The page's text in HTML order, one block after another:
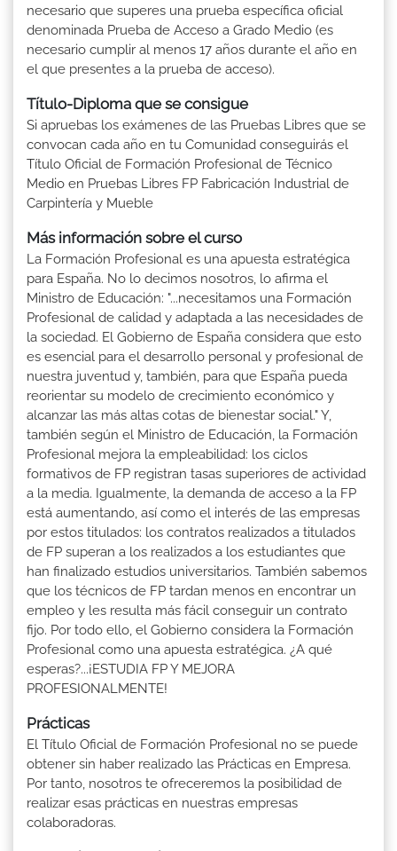
necesario que superes una prueba específica oficial
denominada Prueba de Acceso a Grado Medio (es
necesario cumplir al menos 17 años durante el año en
el que presentes a la prueba de acceso).
Título-Diploma que se consigue
Si apruebas los exámenes de las Pruebas Libres que se
convocan cada año en tu Comunidad conseguirás el
Título Oficial de Formación Profesional de Técnico
Medio en Pruebas Libres FP Fabricación Industrial de
Carpintería y Mueble
Más información sobre el curso
La Formación Profesional es una apuesta estratégica
para España. No lo decimos nosotros, lo afirma el
Ministro de Educación: "...necesitamos una Formación
Profesional de calidad y adaptada a las necesidades de
la sociedad. El Gobierno de España considera que esto
es esencial para el desarrollo personal y profesional de
nuestra juventud y, también, para que España pueda
reorientar su modelo de crecimiento económico y
alcanzar las más altas cotas de bienestar social." Y,
también según el Ministro de Educación, la Formación
Profesional mejora la empleabilidad: los ciclos
formativos de FP registran tasas superiores de actividad
a la media. Igualmente, la demanda de acceso a la FP
está aumentando, así como el interés de las empresas
por estos titulados: los contratos realizados a titulados
de FP superan a los realizados a los estudiantes que
han finalizado estudios universitarios. También sabemos
que los técnicos de FP tardan menos en encontrar un
empleo y les resulta más fácil conseguir un contrato
fijo. Por todo ello, el Gobierno considera la Formación
Profesional como una apuesta estratégica. ¿A qué
esperas?...¡ESTUDIA FP Y MEJORA
PROFESIONALMENTE!
Prácticas
El Título Oficial de Formación Profesional no se puede
obtener sin haber realizado las Prácticas en Empresa.
Por tanto, nosotros te ofreceremos la posibilidad de
realizar esas prácticas en nuestras empresas
colaboradoras.